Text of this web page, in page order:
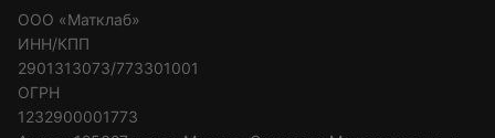
ООО «Матклаб»
ИНН/КПП
2901313073/773301001
ОГРН
1232900001773